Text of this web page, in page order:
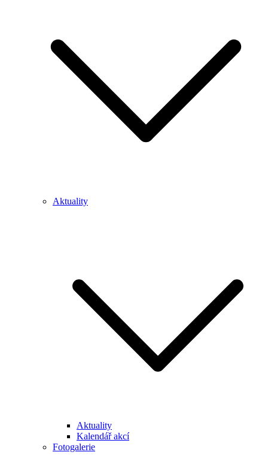
Aktuality
Aktuality
Kalendář akcí
Fotogalerie